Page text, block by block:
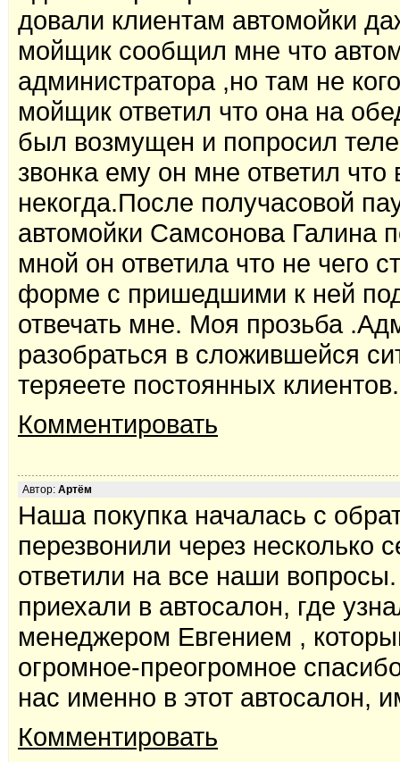
довали клиентам автомойки
мойщик сообщил мне что
администратора ,но там не
мойщик ответил что она на
был возмущен и попросил
звонка ему он мне ответил
некогда.После получасовой
автомойки Самсонова Галина
мной он ответила что не чего
форме с пришедшими к ней
отвечать мне. Моя прозьба
разобраться в сложившейся
теряеете постоянных клиентов.
Комментировать
Автор: Артём
Наша покупка началась с
перезвонили через несколько
ответили на все наши
приехали в автосалон, где
менеджером Евгением ,
огромное-преогромное
нас именно в этот автосалон,
Комментировать